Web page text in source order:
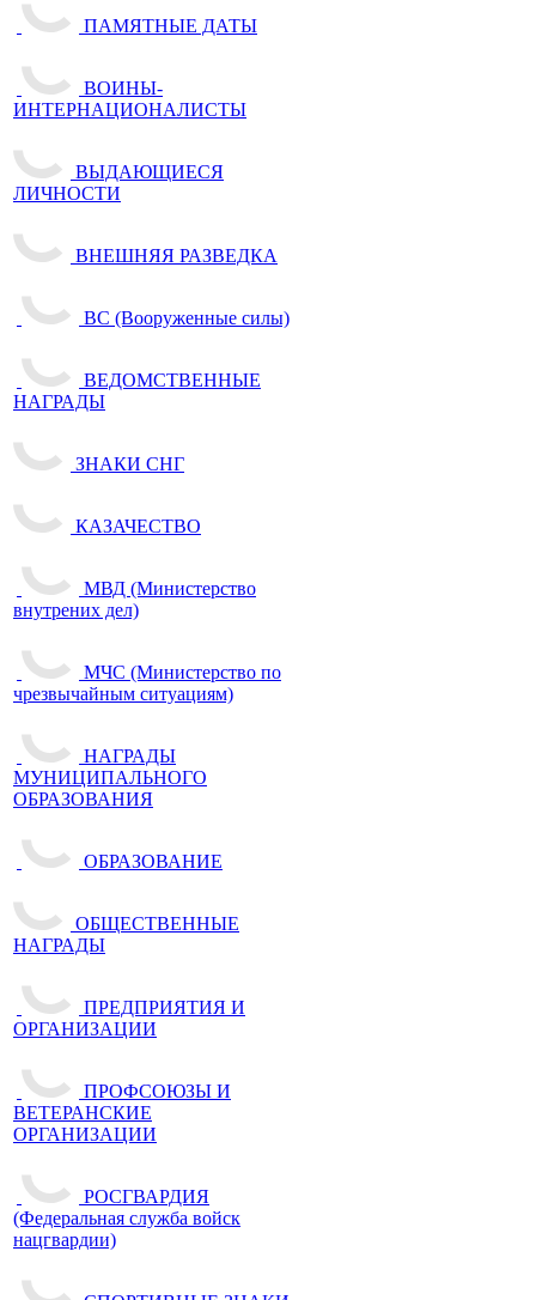
ПАМЯТНЫЕ ДАТЫ
ВОИНЫ-
ИНТЕРНАЦИОНАЛИСТЫ
ВЫДАЮЩИЕСЯ
ЛИЧНОСТИ
ВНЕШНЯЯ РАЗВЕДКА
ВС (Вооруженные силы)
ВЕДОМСТВЕННЫЕ
НАГРАДЫ
ЗНАКИ СНГ
КАЗАЧЕСТВО
МВД (Министерство
внутрених дел)
МЧС (Министерство по
чрезвычайным ситуациям)
НАГРАДЫ
МУНИЦИПАЛЬНОГО
ОБРАЗОВАНИЯ
ОБРАЗОВАНИЕ
ОБЩЕСТВЕННЫЕ
НАГРАДЫ
ПРЕДПРИЯТИЯ И
ОРГАНИЗАЦИИ
ПРОФСОЮЗЫ И
ВЕТЕРАНСКИЕ
ОРГАНИЗАЦИИ
РОСГВАРДИЯ
(Федеральная служба войск
нацгвардии)